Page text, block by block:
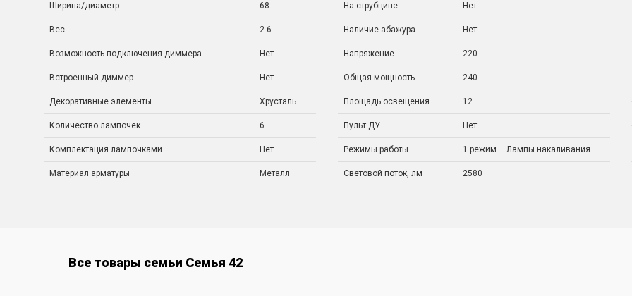
Ширина/диаметр 68
Вес 2.6
Возможность подключения диммера Нет
Встроенный диммер Нет
Декоративные элементы Хрусталь
Количество лампочек 6
Комплектация лампочками Нет
Материал арматуры Металл
На струбцине Нет
Наличие абажура Нет
Напряжение 220
Общая мощность 240
Площадь освещения 12
Пульт ДУ Нет
Режимы работы 1 режим – Лампы накаливания
Световой поток, лм 2580
Все товары семьи Семья 42